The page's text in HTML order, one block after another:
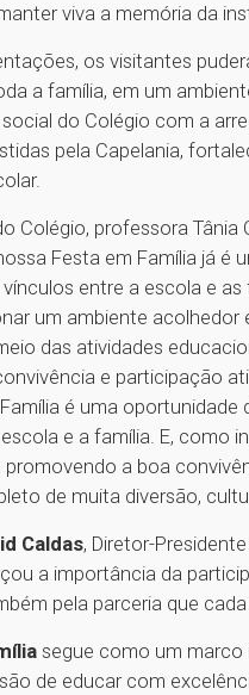
viva a memória da
os visitantes
a família, em um
do Colégio com a
pela Capelania,
Colégio, professora
Festa em Família já
entre a escola e
um ambiente
das atividades
e participação
é uma
e a família. E, como
promovendo a boa
de muita diversão,
Caldas, Diretor-
a importância da
pela parceria que cada
segue como um marco
de educar com